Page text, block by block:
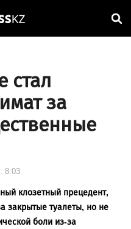
стал
за
8:03
клозетный прецедент,
закрытые туалеты, но не
боли из-за